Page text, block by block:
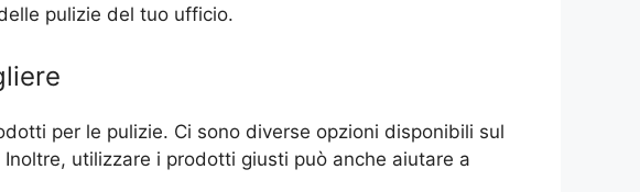
pulizie del tuo ufficio.
per le pulizie. Ci sono diverse opzioni disponibili sul
utilizzare i prodotti giusti può anche aiutare a